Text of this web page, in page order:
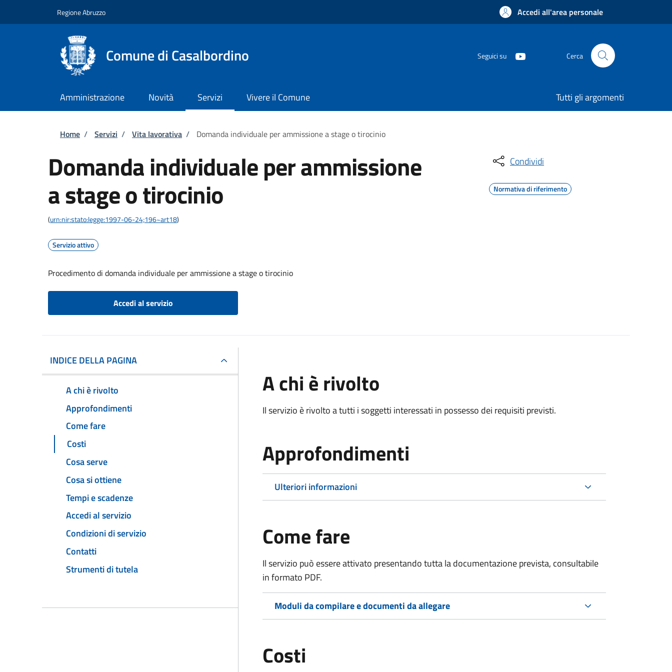
Regione Abruzzo Accedi all'area personale
Comune di Casalbordino Seguici su Cerca
Amministrazione Novità Servizi Vivere il Comune Tutti gli argomenti
Briciole di pane
Home / Servizi / Vita lavorativa / Domanda individuale per ammissione a stage o tirocinio
Domanda individuale per ammissione
a stage o tirocinio
(urn:nir:stato:legge:1997-06-24;196~art18)
Servizio attivo
Procedimento di domanda individuale per ammissione a stage o tirocinio
Accedi al servizio
Condividi
Normativa di riferimento
INDICE DELLA PAGINA
A chi è rivolto
Approfondimenti
Come fare
Costi
Cosa serve
Cosa si ottiene
Tempi e scadenze
Accedi al servizio
Condizioni di servizio
Contatti
Strumenti di tutela
A chi è rivolto
Il servizio è rivolto a tutti i soggetti interessati in possesso dei requisiti previsti.
Approfondimenti
Ulteriori informazioni
Come fare
Il servizio può essere attivato presentando tutta la documentazione prevista, consultabile
in formato PDF.
Moduli da compilare e documenti da allegare
Costi